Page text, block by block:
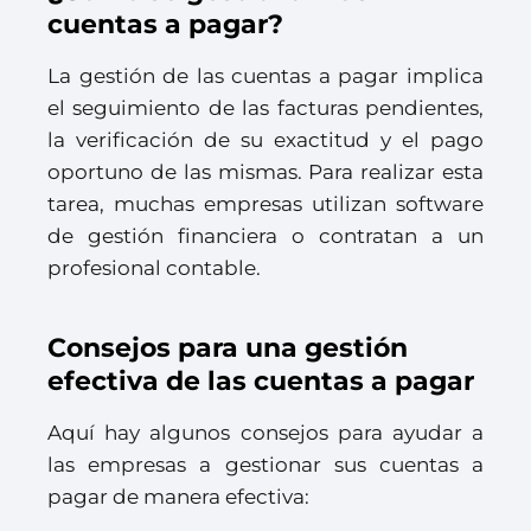
cuentas a pagar?
La gestión de las cuentas a pagar implica
el seguimiento de las facturas pendientes,
la verificación de su exactitud y el pago
oportuno de las mismas. Para realizar esta
tarea, muchas empresas utilizan software
de gestión financiera o contratan a un
profesional contable.
Consejos para una gestión
efectiva de las cuentas a pagar
Aquí hay algunos consejos para ayudar a
las empresas a gestionar sus cuentas a
pagar de manera efectiva: